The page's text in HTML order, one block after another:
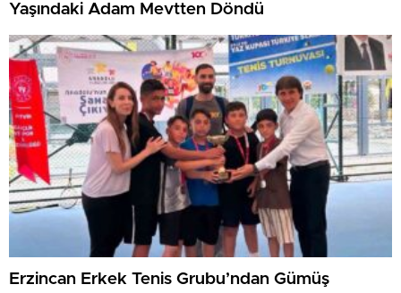
Yaşındaki Adam Mevtten Döndü
Erzincan Erkek Tenis Grubu’ndan Gümüş